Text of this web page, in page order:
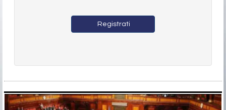
Registrati